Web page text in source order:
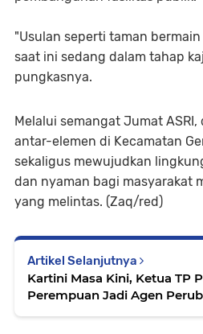
"Usulan seperti taman
saat ini sedang dalam tahap
pungkasnya.
Melalui semangat Jumat
antar-elemen di Kecamatan
sekaligus mewujudkan
dan nyaman bagi masyarakat
yang melintas. (Zaq/red)
Artikel Selanjutnya
Kartini Masa Kini, Ketua TP
Perempuan Jadi Agen